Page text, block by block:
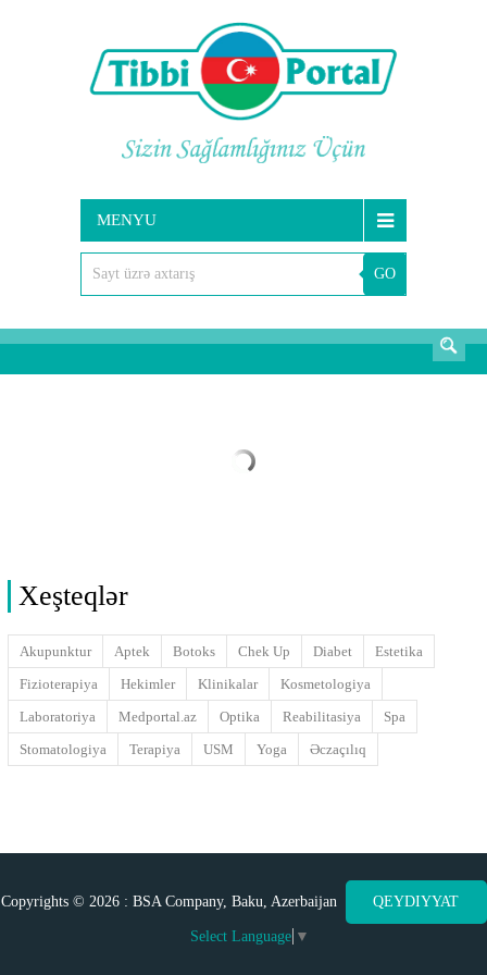
MENYU
GO
AXTARIŞ
Xeşteqlər
Akupunktur Aptek Botoks Chek Up Diabet
Estetika
Fizioterapiya
Hekimler Klinikalar
Kosmetologiya
Laboratoriya
Medportal.az Optika Reabilitasiya
Spa
Stomatologiya
Terapiya USM Yoga Əczaçılıq
Copyrights © 2026 : BSA Company, Baku, Azerbaijan QEYDIYYAT
Select Language ▼